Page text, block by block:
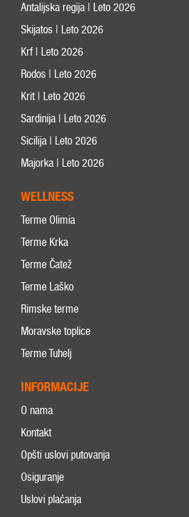
Antalijska regija | Leto 2026
Skijatos | Leto 2026
Krf | Leto 2026
Rodos | Leto 2026
Krit | Leto 2026
Sardinija | Leto 2026
Sicilija | Leto 2026
Majorka | Leto 2026
WELLNESS
Terme Olimia
Terme Krka
Terme Čatež
Terme Laško
Rimske terme
Moravske toplice
Terme Tuhelj
INFORMACIJE
O nama
Kontakt
Opšti uslovi putovanja
Osiguranje
Uslovi plaćanja